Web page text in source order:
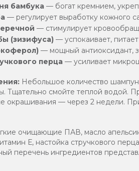
бамбука — богат кремнием,
— регулирует выработку кожного
— стимулирует
(зизифуса) — успокаивает,
— мощный антиоксидант,
перца — усиливает
Небольшое количество
Тщательно смойте теплой водой.
окрашивания — через 2 недели.
очищающие ПАВ, масло
Е, настойка стручкового
перечень ингредиентов